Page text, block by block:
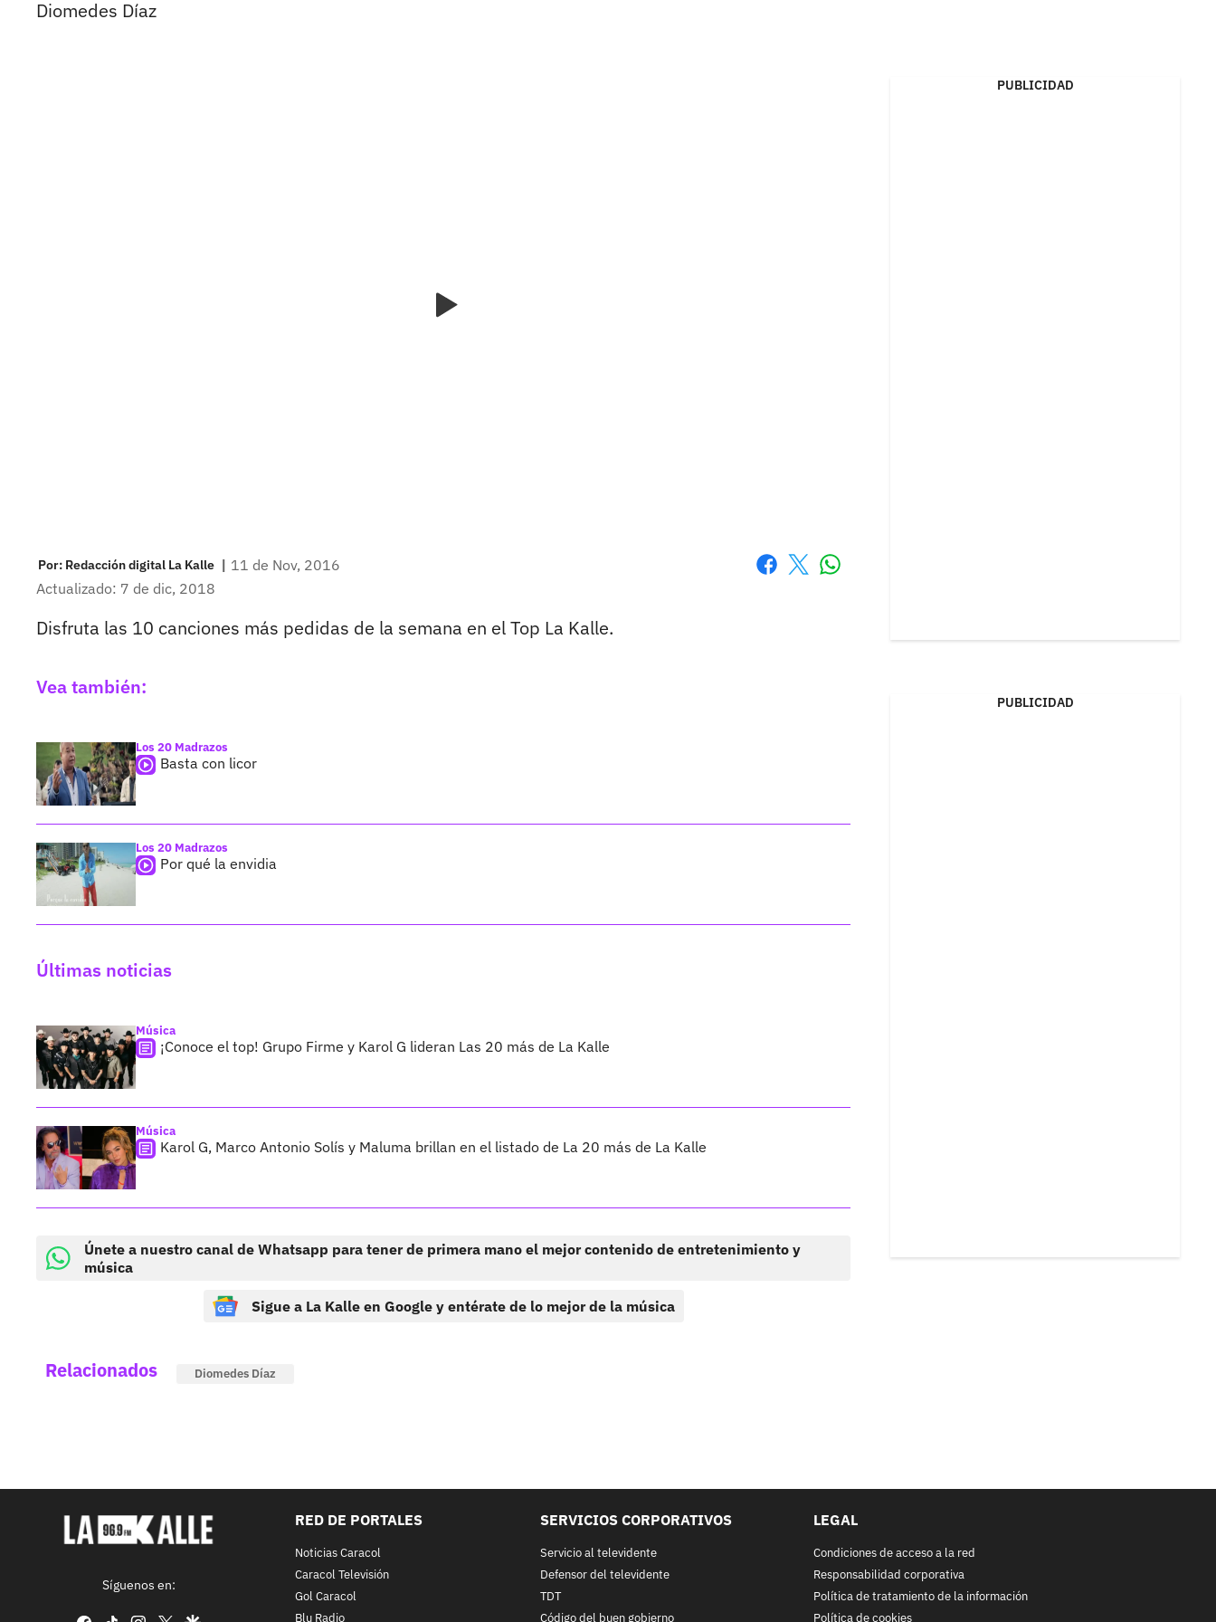
Diomedes Díaz
Por: Redacción digital La Kalle | 11 de Nov, 2016
Actualizado: 7 de dic, 2018
Disfruta las 10 canciones más pedidas de la semana en el Top La Kalle.
Vea también:
Los 20 Madrazos
Basta con licor
Los 20 Madrazos
Por qué la envidia
Últimas noticias
Música
¡Conoce el top! Grupo Firme y Karol G lideran Las 20 más de La Kalle
Música
Karol G, Marco Antonio Solís y Maluma brillan en el listado de La 20 más de La Kalle
Únete a nuestro canal de Whatsapp para tener de primera mano el mejor contenido de entretenimiento y
música
Sigue a La Kalle en Google y entérate de lo mejor de la música
Relacionados Diomedes Díaz
PUBLICIDAD
PUBLICIDAD
Síguenos en:
RED DE PORTALES
Noticias Caracol
Caracol Televisión
Gol Caracol
Blu Radio
SERVICIOS CORPORATIVOS
Servicio al televidente
Defensor del televidente
TDT
Código del buen gobierno
LEGAL
Condiciones de acceso a la red
Responsabilidad corporativa
Política de tratamiento de la información
Política de cookies